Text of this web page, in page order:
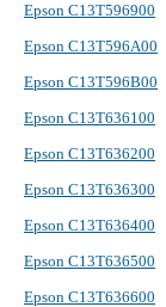
Epson C13T596900
Epson C13T596A00
Epson C13T596B00
Epson C13T636100
Epson C13T636200
Epson C13T636300
Epson C13T636400
Epson C13T636500
Epson C13T636600